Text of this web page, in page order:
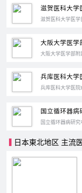
滋贺医科大学
大阪大学医学
兵库医科大学
国立循环器病
日本東北地区 主流